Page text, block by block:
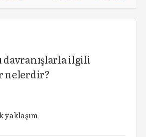
davranışlarla ilgili
nelerdir?
yaklaşım